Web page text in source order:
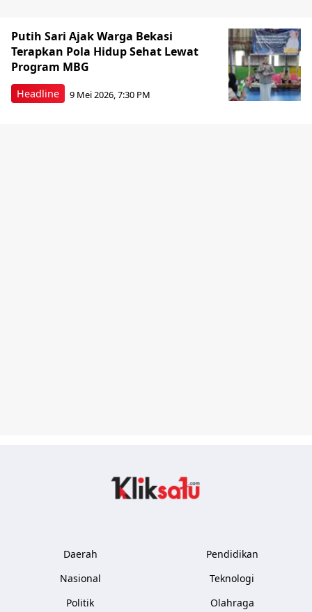
Headline
Putih Sari Ajak Warga Bekasi
Terapkan Pola Hidup Sehat Lewat
Program MBG
9 Mei 2026, 7:30 PM
Daerah
Nasional
Politik
Pendidikan
Teknologi
Olahraga